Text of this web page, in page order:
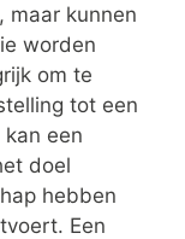
maar kunnen
worden
om te
tot een
een
doel
hebben
Een